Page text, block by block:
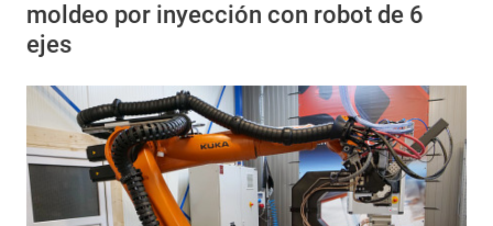
moldeo por inyección con robot de 6
ejes